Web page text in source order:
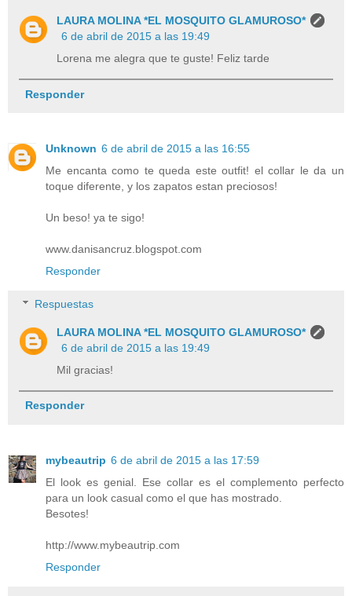
LAURA MOLINA *EL MOSQUITO GLAMUROSO*
6 de abril de 2015 a las 19:49
Lorena me alegra que te guste! Feliz tarde
Responder
Unknown 6 de abril de 2015 a las 16:55
Me encanta como te queda este outfit! el collar le da un
toque diferente, y los zapatos estan preciosos!
Un beso! ya te sigo!
www.danisancruz.blogspot.com
Responder
Respuestas
LAURA MOLINA *EL MOSQUITO GLAMUROSO*
6 de abril de 2015 a las 19:49
Mil gracias!
Responder
mybeautrip 6 de abril de 2015 a las 17:59
El look es genial. Ese collar es el complemento perfecto
para un look casual como el que has mostrado.
Besotes!
http://www.mybeautrip.com
Responder